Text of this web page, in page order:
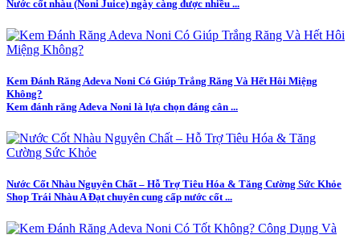
Nước cốt nhàu (Noni Juice) ngày càng được nhiều ...
Kem Đánh Răng Adeva Noni Có Giúp Trắng Răng Và Hết Hôi Miệng
Không?
Kem đánh răng Adeva Noni là lựa chọn đáng cân ...
Nước Cốt Nhàu Nguyên Chất – Hỗ Trợ Tiêu Hóa & Tăng Cường Sức Khỏe
Shop Trái Nhàu A Đạt chuyên cung cấp nước cốt ...